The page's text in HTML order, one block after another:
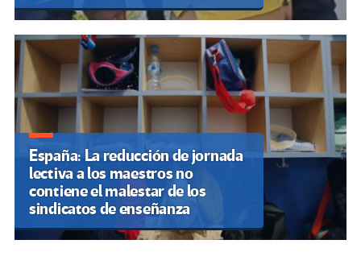
España: La reducción de jornada
lectiva a los maestros no
contiene el malestar de los
sindicatos de enseñanza